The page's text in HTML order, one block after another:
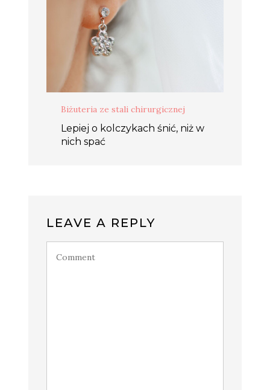
Biżuteria ze stali chirurgicznej
Lepiej o kolczykach śnić, niż w
nich spać
LEAVE A REPLY